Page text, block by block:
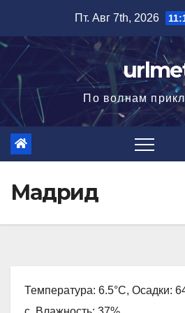
содержимому
Пт. Авг 7th, 2026
По волнам
Мадрид
Температура: 6.5°C, Осадки: